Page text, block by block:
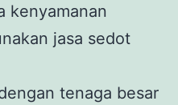
kenyamanan
jasa sedot
tenaga besar